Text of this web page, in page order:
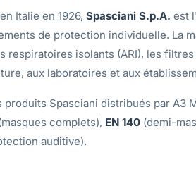
Italie en 1926, Spasciani S.p.A. est
de protection individuelle. La
respiratoires isolants (ARI), les
aux laboratoires et aux
produits Spasciani distribués par A3
complets), EN 140 (demi-
auditive).